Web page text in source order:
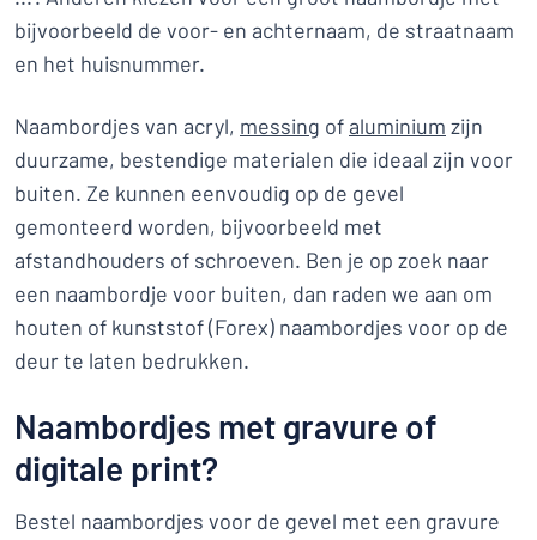
bijvoorbeeld de voor- en achternaam, de straatnaam
en het huisnummer.
Naambordjes van acryl, messing ofaluminium zijn
duurzame, bestendige materialen die ideaal zijn voor
buiten. Ze kunnen eenvoudig op de gevel
gemonteerd worden, bijvoorbeeld met
afstandhouders of schroeven. Ben je op zoek naar
een naambordje voor buiten, dan raden we aan om
houten of kunststof (Forex) naambordjes voor op de
deur te laten bedrukken.
Naambordjes met gravure of
digitale print?
Bestel naambordjes voor de gevel met een gravure